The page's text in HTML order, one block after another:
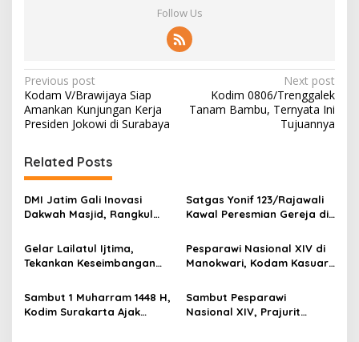
Follow Us
P
o
s
t
n
a
v
i
g
t
Previous post
Kodam V/Brawijaya Siap
Amankan Kunjungan Kerja
Presiden Jokowi di Surabaya
Next post
Kodim 0806/Trenggalek
Tanam Bambu, Ternyata Ini
Tujuannya
Related Posts
DMI Jatim Gali Inovasi
Dakwah Masjid, Rangkul
Satgas Yonif 123/Rajawali
Kawal Peresmian Gereja di
Warga Perkuat Stabilitas
Papua Selatan
Gelar Lailatul Ijtima,
Tekankan Keseimbangan
Pesparawi Nasional XIV di
Manokwari, Kodam Kasuari
Sambut 1 Muharram 1448 H,
Kodim Surakarta Ajak
Sambut Pesparawi
Nasional XIV, Prajurit